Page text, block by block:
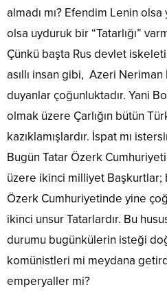
almadı mı? Efendim Lenin
olsa uyduruk bir “Tatarlığı”
Çünkü başta Rus devlet
asıllı insan gibi, Azeri
duyanlar çoğunluktadır. Yani
olmak üzere Çarlığın bütün
kazıklamışlardır. İspat mı
Bugün Tatar Özerk
üzere ikinci milliyet Başkurtlar;
Özerk Cumhuriyetinde yine
ikinci unsur Tatarlardır. Bu
durumu bugünkülerin isteği
komünistleri mi meydana
emperyaller mi?